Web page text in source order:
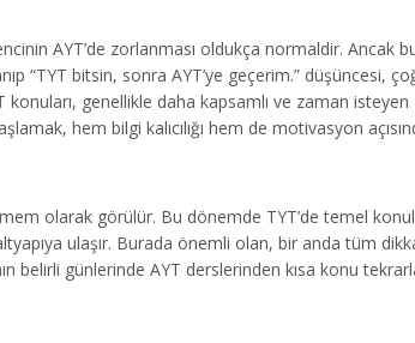
AYT’de zorlanması oldukça normaldir. Ancak
“TYT bitsin, sonra AYT’ye geçerim.” düşüncesi,
konuları, genellikle daha kapsamlı ve zaman isteyen
hem bilgi kalıcılığı hem de motivasyon
olarak görülür. Bu dönemde TYT’de temel
ulaşır. Burada önemli olan, bir anda tüm
belirli günlerinde AYT derslerinden kısa konu